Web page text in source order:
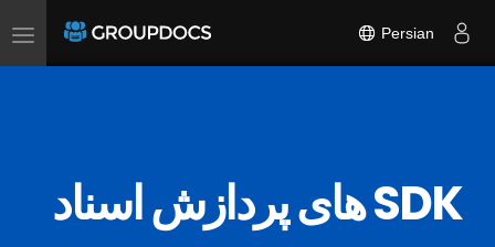
Toggle
Persian
SDK های پردازش اسناد